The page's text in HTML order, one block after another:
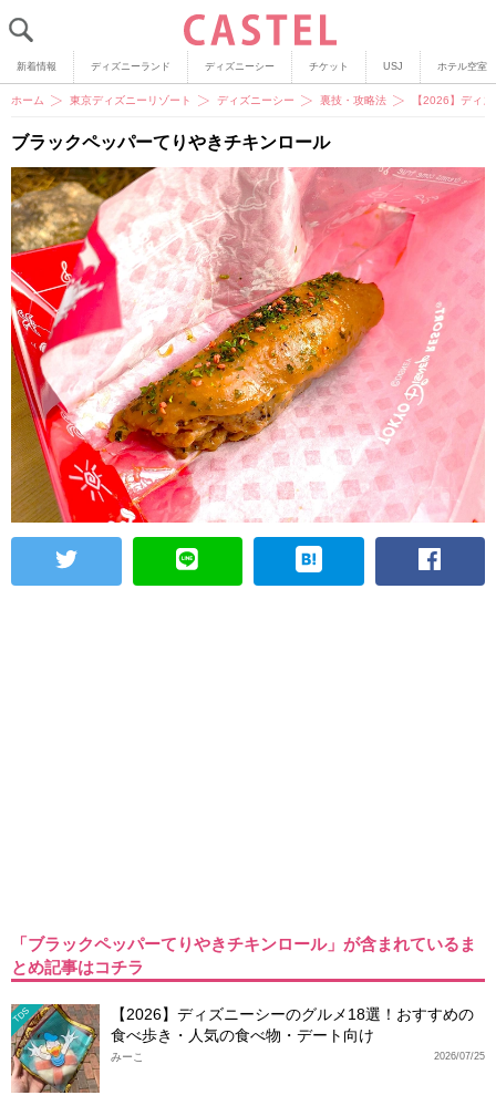
新着情報 ディズニーランド ディズニーシー チケット USJ ホテル空室
ホーム 東京ディズニーリゾート ディズニーシー 裏技・攻略法 【2026】ディ
ブラックペッパーてりやきチキンロール
「ブラックペッパーてりやきチキンロール」が含まれているま
とめ記事はコチラ
TDS
【2026】ディズニーシーのグルメ18選！おすすめの
食べ歩き・人気の食べ物・デート向け
2026/07/25
みーこ